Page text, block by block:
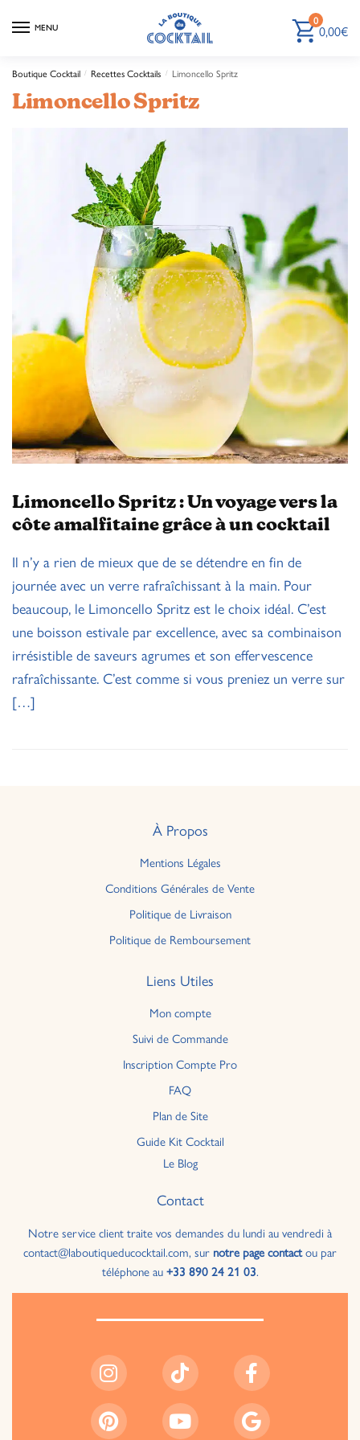
MENU 0
0,00€
Boutique Cocktail / Recettes Cocktails / Limoncello Spritz
Limoncello Spritz
Limoncello Spritz : Un voyage vers la
côte amalfitaine grâce à un cocktail
Il n’y a rien de mieux que de se détendre en fin de
journée avec un verre rafraîchissant à la main. Pour
beaucoup, le Limoncello Spritz est le choix idéal. C’est
une boisson estivale par excellence, avec sa combinaison
irrésistible de saveurs agrumes et son effervescence
rafraîchissante. C’est comme si vous preniez un verre sur
[…]
À Propos
Mentions Légales
Conditions Générales de Vente
Politique de Livraison
Politique de Remboursement
Liens Utiles
Mon compte
Suivi de Commande
Inscription Compte Pro
FAQ
Plan de Site
Guide Kit Cocktail
Le Blog
Contact
Notre service client traite vos demandes du lundi au vendredi à
contact@laboutiqueducocktail.com, sur notre page contactou par
téléphone au+33 890 24 21 03.